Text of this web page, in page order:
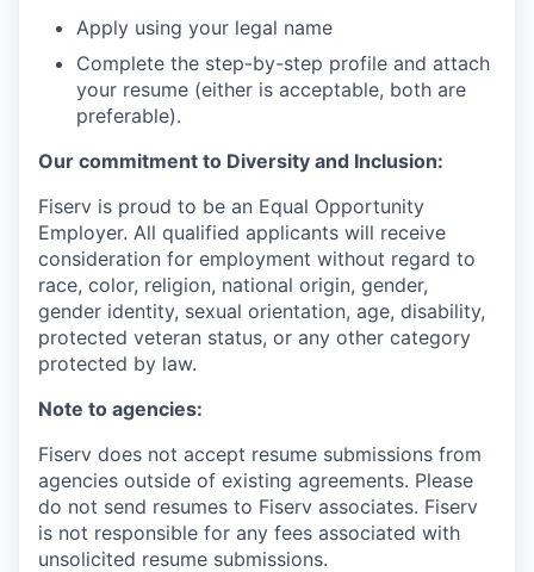
Apply using your legal name
Complete the step-by-step profile and attach
your resume (either is acceptable, both are
preferable).
Our commitment to Diversity and Inclusion:
Fiserv is proud to be an Equal Opportunity
Employer. All qualified applicants will receive
consideration for employment without regard to
race, color, religion, national origin, gender,
gender identity, sexual orientation, age, disability,
protected veteran status, or any other category
protected by law.
Note to agencies:
Fiserv does not accept resume submissions from
agencies outside of existing agreements. Please
do not send resumes to Fiserv associates. Fiserv
is not responsible for any fees associated with
unsolicited resume submissions.